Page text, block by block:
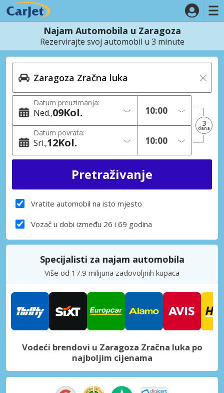
Najam Automobila u Zaragoza
Rezervirajte svoj automobil u 3 minute
Datum preuzimanja:
Ned. 09Kol.
Datum povrata:
Sri. 12Kol.
3
dana
Vratite automobil na isto mjesto
Vozač u dobi između 26 i 69 godina
Specijalisti za najam automobila
Više od 17.9 milijuna zadovoljnih kupaca
Vodeći brendovi u Zaragoza Zračna luka po
najboljim cijenama